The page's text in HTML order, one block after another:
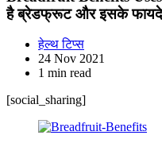
है ब्रेडफ्रूट और इसके फायदे
हेल्थ टिप्स
24 Nov 2021
1 min read
[social_sharing]